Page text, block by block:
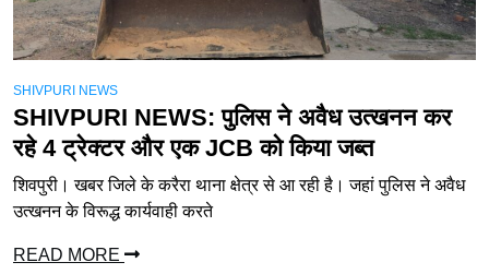
SHIVPURI NEWS
SHIVPURI NEWS: पुलिस ने अवैध उत्खनन कर
रहे 4 ट्रेक्टर और एक JCB को किया जब्त
शिवपुरी। खबर जिले के करैरा ​थाना क्षेत्र से आ रही है। जहां पुलिस ने अवैध
उत्खनन के विरूद्ध कार्यवाही करते
READ MORE